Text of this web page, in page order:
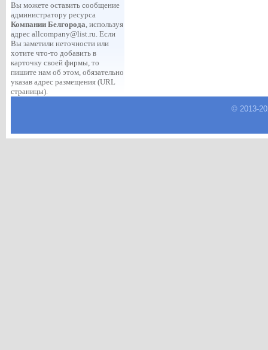
Вы можете оставить сообщение
администратору ресурса
Компании Белгорода, используя
адрес allcompany@list.ru. Если
Вы заметили неточности или
хотите что-то добавить в
карточку своей фирмы, то
пишите нам об этом, обязательно
указав адрес размещения (URL
страницы).
© 2013-